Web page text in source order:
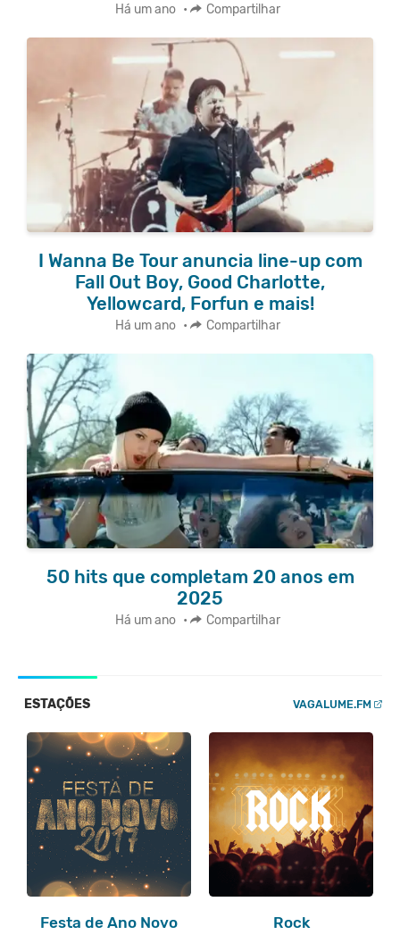
Há um ano • Compartilhar
I Wanna Be Tour anuncia line-up com
Fall Out Boy, Good Charlotte,
Yellowcard, Forfun e mais!
Há um ano • Compartilhar
50 hits que completam 20 anos em
2025
Há um ano • Compartilhar
ESTAÇÕES VAGALUME.FM
Festa de Ano Novo
Rock